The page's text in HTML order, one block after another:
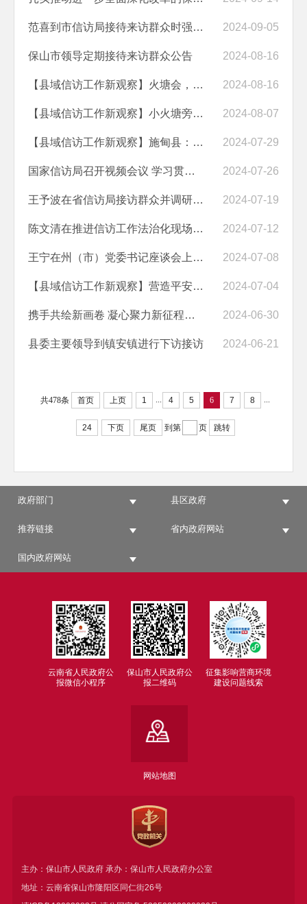
范喜到市信访局接待来访群众时强调 精准施策确保群众生产生活不受影响 2024-09-05
保山市领导定期接待来访群众公告 2024-08-16
【县域信访工作新观察】火塘会，“话”成最大同心圆 2024-08-16
【县域信访工作新观察】小火塘旁话村事 总有温情暖桑梓 2024-08-07
【县域信访工作新观察】施甸县：信访工作“码上反映”马上办 2024-07-29
国家信访局召开视频会议 学习贯彻党的二十届三中全会精神 总结上半年信... 2024-07-26
王予波在省信访局接访群众并调研时强调：知责领责担责尽责 做细做实信访... 2024-07-19
陈文清在推进信访工作法治化现场会上强调 深入学习贯彻习近平法治思想 ... 2024-07-12
王宁在州（市）党委书记座谈会上强调：统筹力量 标本兼治 进一步抓实基... 2024-07-08
【县域信访工作新观察】营造平安和谐的环境，温泉镇这样做 2024-07-04
携手共绘新画卷 凝心聚力新征程——市信访局与昌宁县更戛乡西河村共同开... 2024-06-30
县委主要领导到镇安镇进行下访接访 2024-06-21
共478条 首页 上页 1 ... 4 5 6 7 8 ...
24 下页 尾页 到第 页 跳转
政府部门 县区政府
推荐链接 省内政府网站
国内政府网站
云南省人民政府公
报微信小程序
保山市人民政府公
报二维码
征集影响营商环境
建设问题线索
网站地图
主办：保山市人民政府 承办：保山市人民政府办公室
地址：云南省保山市隆阳区同仁街26号